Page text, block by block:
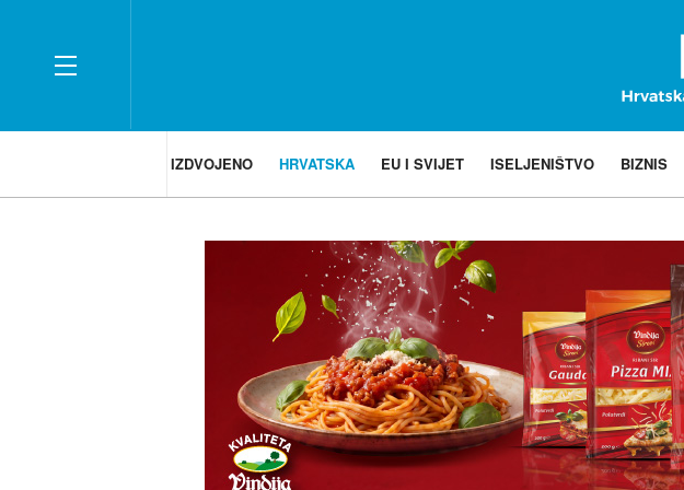
IZDVOJENO HRVATSKA EU I SVIJET ISELJENIŠTVO BIZNIS